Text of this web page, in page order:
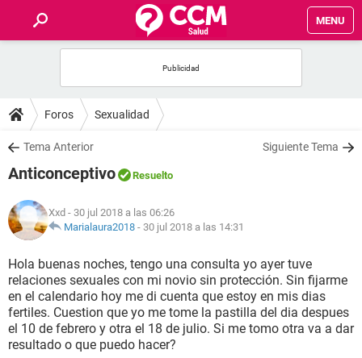
MENU
FOROS
SALUD
NUTRICIÓN
BIENESTAR
SEXUALIDAD
GLOSARIO
Foros Sexualidad
Tema Anterior Siguiente Tema
Anticonceptivo Resuelto
Xxd - 30 jul 2018 a las 06:26
Marialaura2018 - 30 jul 2018 a las 14:31
Hola buenas noches, tengo una consulta yo ayer tuve
relaciones sexuales con mi novio sin protección. Sin fijarme
en el calendario hoy me di cuenta que estoy en mis dias
fertiles. Cuestion que yo me tome la pastilla del dia despues
el 10 de febrero y otra el 18 de julio. Si me tomo otra va a dar
resultado o que puedo hacer?